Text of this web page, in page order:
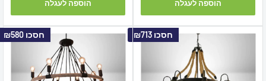
הוספה לעגלה הוספה לעגלה
חסכו ₪713 חסכו ₪580